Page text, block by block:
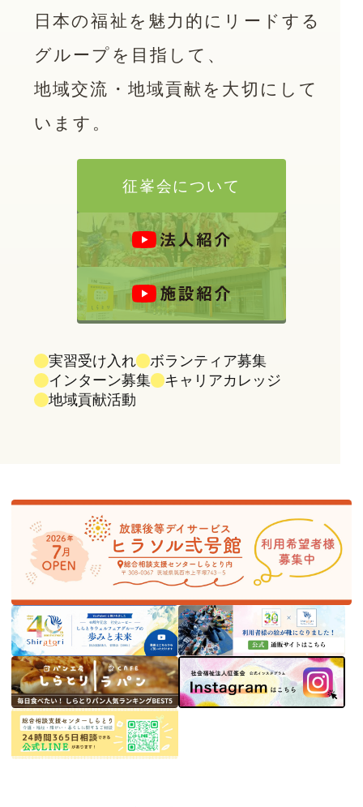
日本の福祉を魅力的にリードする
グループを目指して、
地域交流・地域貢献を大切に して
います。
征峯会について
実習受け入れ
ボランティア募集
インターン募集
キャリアカレッジ
地域貢献活動